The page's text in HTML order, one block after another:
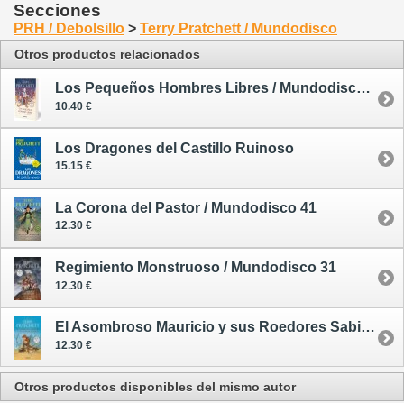
Secciones
PRH / Debolsillo > Terry Pratchett / Mundodisco
Otros productos relacionados
Los Pequeños Hombres Libres / Mundodisco 30
10.40 €
Los Dragones del Castillo Ruinoso
15.15 €
La Corona del Pastor / Mundodisco 41
12.30 €
Regimiento Monstruoso / Mundodisco 31
12.30 €
El Asombroso Mauricio y sus Roedores Sabios / Mundodisco 28
12.30 €
Otros productos disponibles del mismo autor